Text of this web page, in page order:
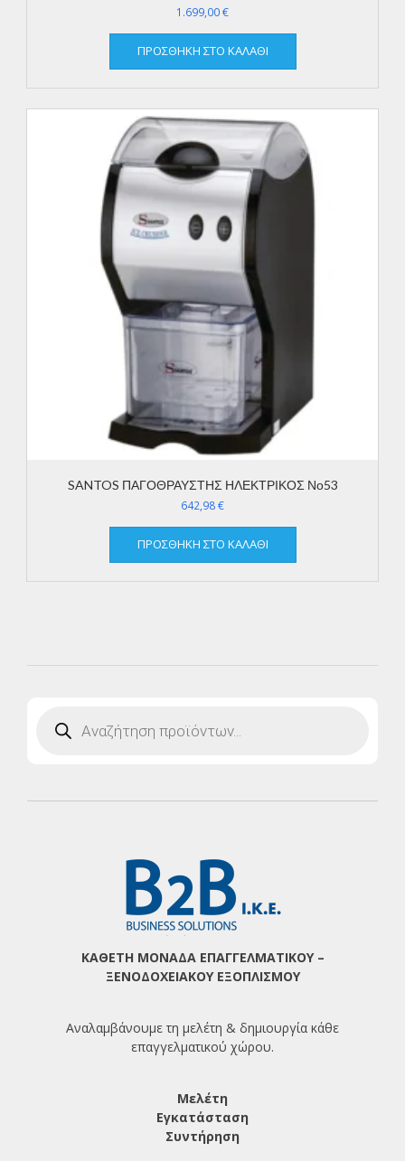
1.699,00€
ΠΡΟΣΘΉΚΗ ΣΤΟ ΚΑΛΆΘΙ
SANTOS ΠΑΓΟΘΡΑΥΣΤΗΣ ΗΛΕΚΤΡΙΚΟΣ Νο53
642,98€
ΠΡΟΣΘΉΚΗ ΣΤΟ ΚΑΛΆΘΙ
search
ΚΑΘΕΤΗ ΜΟΝΑΔΑ ΕΠΑΓΓΕΛΜΑΤΙΚΟΥ –
ΞΕΝΟΔΟΧΕΙΑΚΟΥ ΕΞΟΠΛΙΣΜΟΥ
Αναλαμβάνουμε τη μελέτη & δημιουργία κάθε
επαγγελματικού χώρου.
Μελέτη
Εγκατάσταση
Συντήρηση